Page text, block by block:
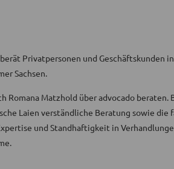
Privatpersonen und Geschäftskunden
Sachsen.
Romana Matzhold über advocado
Laien verständliche Beratung sowie die
und Standhaftigkeit in